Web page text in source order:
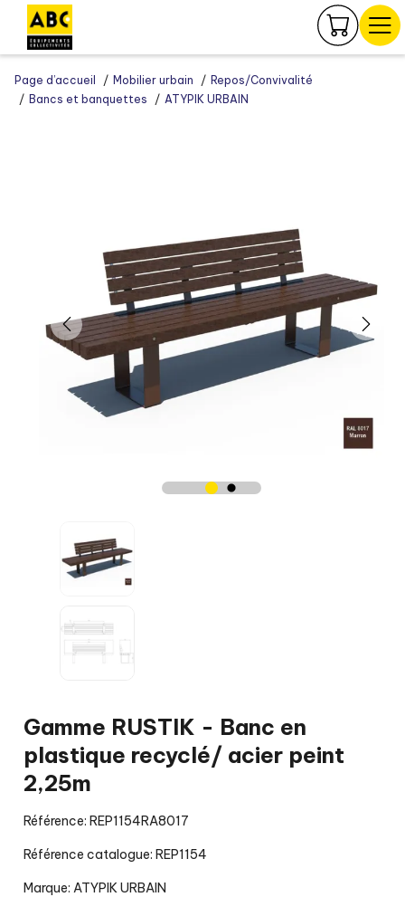
Page d’accueil Mobilier urbain
Repos/Convivalité
Bancs et banquettes
ATYPIK URBAIN
Gamme RUSTIK - Banc en
plastique recyclé/ acier peint
2,25m
Référence: REP1154RA8017
Référence catalogue: REP1154
Marque: ATYPIK URBAIN
Panneau de gestion des cookies